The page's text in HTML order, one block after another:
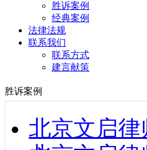
胜诉案例
经典案例
法律法规
联系我们
联系方式
建言献策
胜诉案例
北京文启